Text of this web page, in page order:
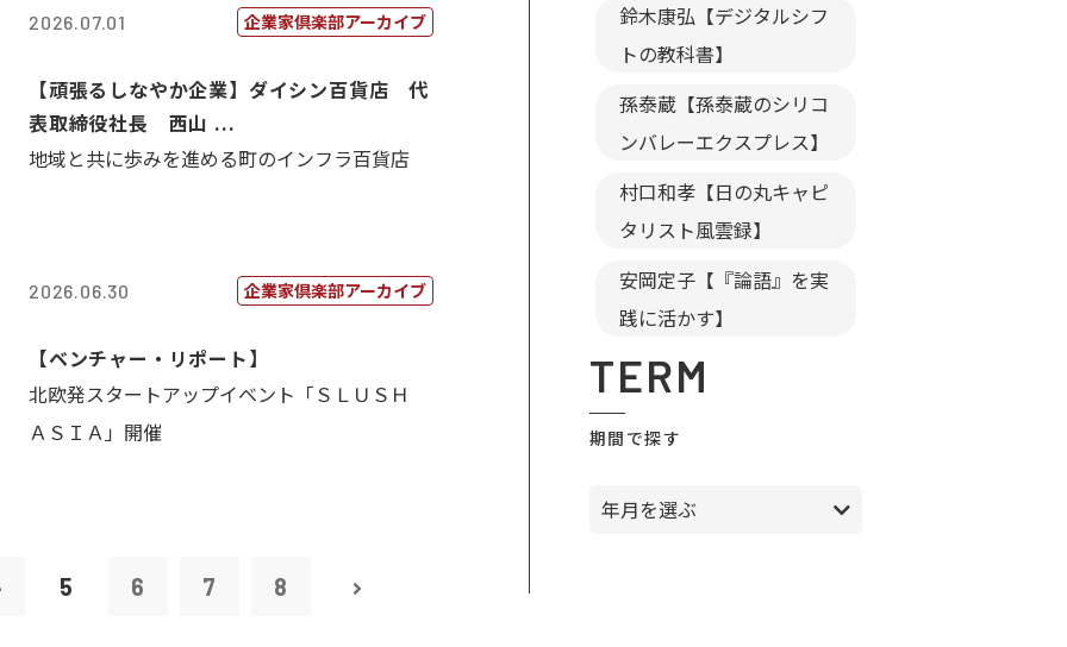
2026.07.01 企業家倶楽部アーカイブ
【頑張るしなやか企業】ダイシン百貨店 代
表取締役社長 西山 ...
地域と共に歩みを進める町のインフラ百貨店
2026.06.30 企業家倶楽部アーカイブ
【ベンチャー・リポート】
北欧発スタートアップイベント「ＳＬＵＳＨ
ＡＳＩＡ」開催
5 6 7 8
鈴木康弘【デジタルシフ
トの教科書】
孫泰蔵【孫泰蔵のシリコ
ンバレーエクスプレス】
村口和孝【日の丸キャピ
タリスト風雲録】
安岡定子【『論語』を実
践に活かす】
TERM
期間で探す
年月を選ぶ